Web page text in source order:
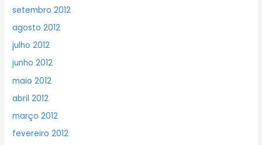
setembro 2012
agosto 2012
julho 2012
junho 2012
maio 2012
abril 2012
março 2012
fevereiro 2012